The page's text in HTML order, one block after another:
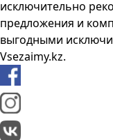
исключительно
предложения и
выгодными
Vsezaimy.kz.